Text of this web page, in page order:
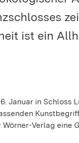
ist ein
Januar in Schloss
Verlag eine